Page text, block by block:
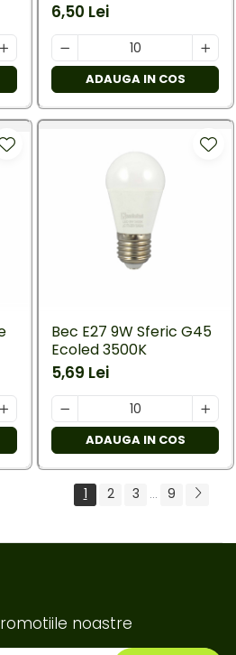
6,50 Lei
ADAUGA IN COS
Bec E27 9W Sferic G45
Ecoled 3500K
5,69 Lei
ADAUGA IN COS
1 2 3 ... 9
noastre